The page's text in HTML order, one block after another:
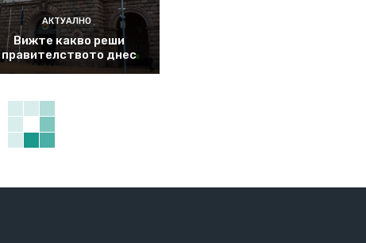
АКТУАЛНО
Вижте какво реши
правителството днес